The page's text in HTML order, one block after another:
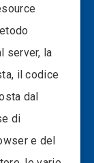
server, la
il codice
dal
di
e del